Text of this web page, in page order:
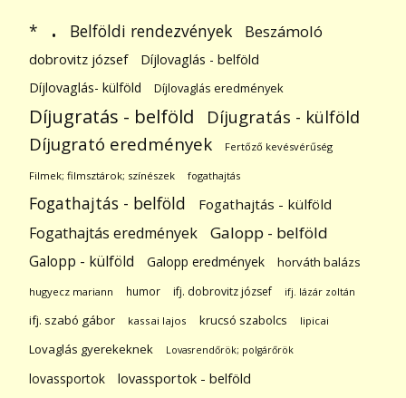
* . Belföldi rendezvények Beszámoló
dobrovitz józsef
Díjlovaglás - belföld
Díjlovaglás- külföld
Díjlovaglás eredmények
Díjugratás - belföld Díjugratás - külföld
Díjugrató eredmények Fertőző kevésvérűség
Filmek; filmsztárok; színészek fogathajtás
Fogathajtás - belföld Fogathajtás - külföld
Fogathajtás eredmények Galopp - belföld
Galopp - külföld Galopp eredmények horváth balázs
hugyecz mariann humor ifj. dobrovitz józsef ifj. lázár zoltán
ifj. szabó gábor kassai lajos krucsó szabolcs lipicai
Lovaglás gyerekeknek Lovasrendőrök; polgárőrök
lovassportok lovassportok - belföld